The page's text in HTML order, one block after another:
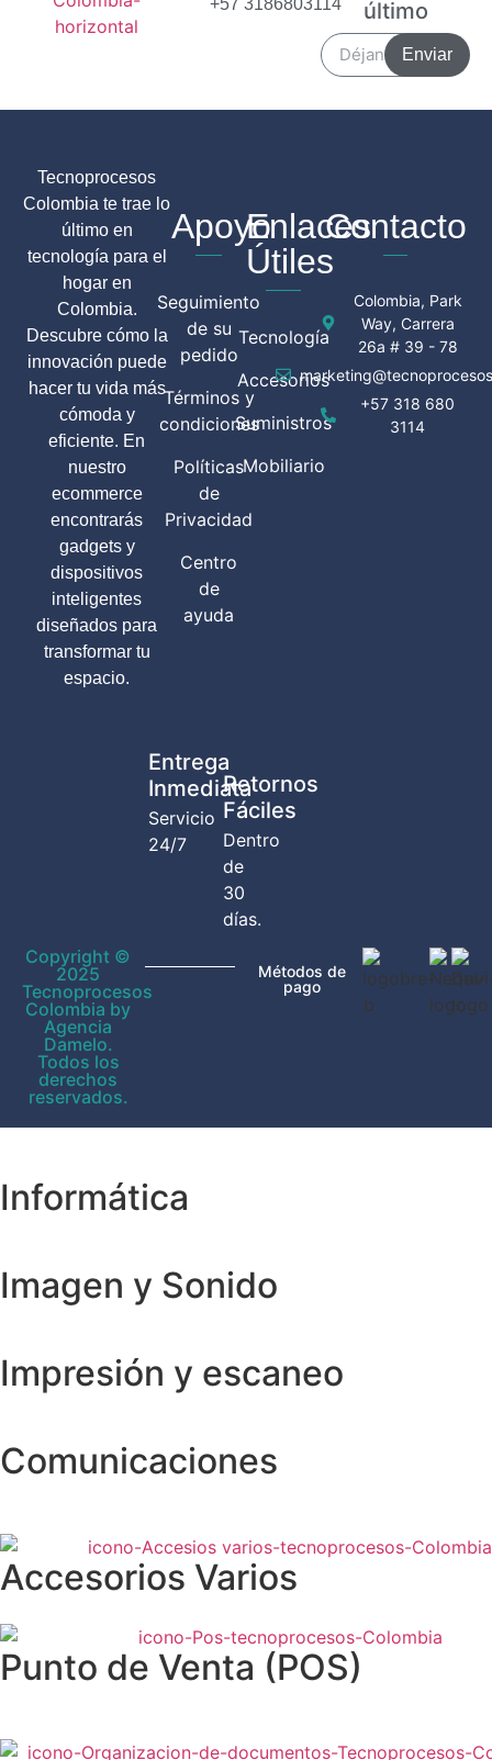
último
Enviar
Tecnoprocesos
Colombia te trae lo
último en
tecnología para el
hogar en
Colombia.
Descubre cómo la
innovación puede
hacer tu vida más
cómoda y
eficiente. En
nuestro
ecommerce
encontrarás
gadgets y
dispositivos
inteligentes
diseñados para
transformar tu
espacio.
Entrega
Inmediata
Servicio
24/7
Retornos
Fáciles
Dentro
de
30
días.
Apoyo
Seguimiento
de su
pedido
Términos y
condiciones
Políticas
de
Privacidad
Centro
de
ayuda
Enlaces
Útiles
Tecnología
Accesorios
Suministros
Mobiliario
Contacto
Colombia, Park
Way, Carrera
26a # 39 - 78
+57 318 680
3114
Copyright ©
2025
Tecnoprocesos
Colombia by
Agencia
Damelo.
Todos los
derechos
reservados.
Métodos de
pago
Informática
Imagen y Sonido
Impresión y escaneo
Comunicaciones
Accesorios Varios
Punto de Venta (POS)